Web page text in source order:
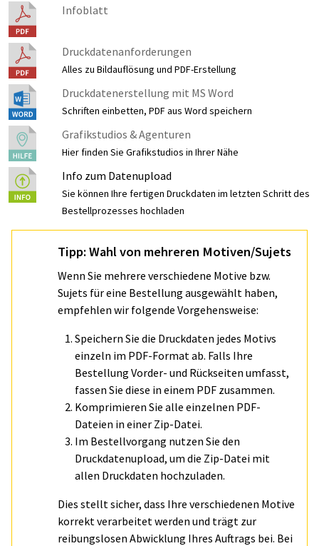
Infoblatt
Druckdatenanforderungen
Alles zu Bildauflösung und PDF-Erstellung
Druckdatenerstellung mit MS Word
Schriften einbetten, PDF aus Word speichern
Grafikstudios & Agenturen
Hier finden Sie Grafikstudios in Ihrer Nähe
Info zum Datenupload
Sie können Ihre fertigen Druckdaten im letzten Schritt des
Bestellprozesses hochladen
Tipp: Wahl von mehreren Motiven/Sujets
Wenn Sie mehrere verschiedene Motive bzw.
Sujets für eine Bestellung ausgewählt haben,
empfehlen wir folgende Vorgehensweise:
Speichern Sie die Druckdaten jedes Motivs
einzeln im PDF-Format ab. Falls Ihre
Bestellung Vorder- und Rückseiten umfasst,
fassen Sie diese in einem PDF zusammen.
Komprimieren Sie alle einzelnen PDF-
Dateien in einer Zip-Datei.
Im Bestellvorgang nutzen Sie den
Druckdatenupload, um die Zip-Datei mit
allen Druckdaten hochzuladen.
Dies stellt sicher, dass Ihre verschiedenen Motive
korrekt verarbeitet werden und trägt zur
reibungslosen Abwicklung Ihres Auftrags bei. Bei